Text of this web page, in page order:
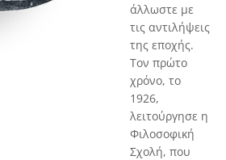
άλλωστε με
τις αντιλήψεις
της εποχής.
Τον πρώτο
χρόνο, το
1926,
λειτούργησε η
Φιλοσοφική
Σχολή, που